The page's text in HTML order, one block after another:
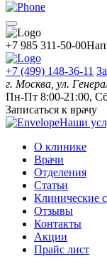
+7 985 311-50-00
+7 (499) 148-36-11
г. Москва, ул.
Пн-Пт 8:00-21:00,
Записаться к врачу
Наши
О клинике
Врачи
Отделения
Статьи
Клинические
Отзывы
Контакты
Акции
Прайс лист